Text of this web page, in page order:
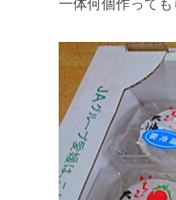
一体何個作って